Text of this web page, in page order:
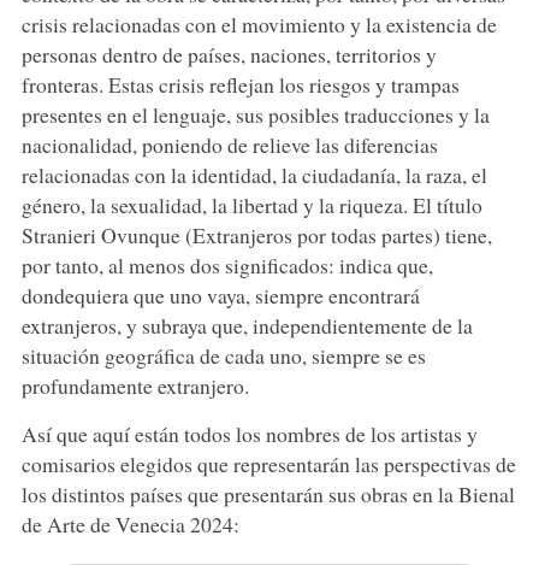
crisis relacionadas con el movimiento y la existencia de
personas dentro de países, naciones, territorios y
fronteras. Estas crisis reflejan los riesgos y trampas
presentes en el lenguaje, sus posibles traducciones y la
nacionalidad, poniendo de relieve las diferencias
relacionadas con la identidad, la ciudadanía, la raza, el
género, la sexualidad, la libertad y la riqueza. El título
Stranieri Ovunque (Extranjeros por todas partes) tiene,
por tanto, al menos dos significados: indica que,
dondequiera que uno vaya, siempre encontrará
extranjeros, y subraya que, independientemente de la
situación geográfica de cada uno, siempre se es
profundamente extranjero.
Así que aquí están todos los nombres de los artistas y
comisarios elegidos que representarán las perspectivas de
los distintos países que presentarán sus obras en la Bienal
de Arte de Venecia 2024: